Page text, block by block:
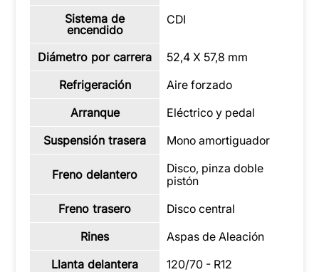
Sistema de
encendido
CDI
Diámetro por carrera
52,4 X 57,8 mm
Refrigeración
Aire forzado
Arranque
Eléctrico y pedal
Suspensión trasera
Mono amortiguador
Freno delantero
Disco, pinza doble
pistón
Freno trasero
Disco central
Rines
Aspas de Aleación
Llanta delantera
120/70 - R12